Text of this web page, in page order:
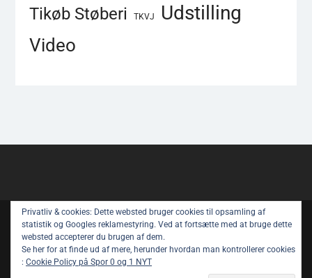
Tikøb Støberi TKVJ Udstilling
Video
Copyright © All rights reserved.
Spor 1 Nyt – Youtube
Privatlivspolitik
Om Spor 1 NYT
Privatliv & cookies: Dette websted bruger cookies til opsamling af
statistik og Googles reklamestyring. Ved at fortsætte med at bruge dette
websted accepterer du brugen af ​​dem.
Se her for at finde ud af mere, herunder hvordan man kontrollerer cookies
: Cookie Policy på Spor 0 og 1 NYT